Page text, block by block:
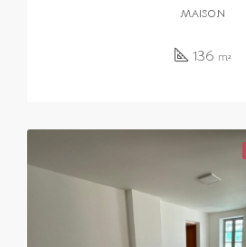
MAISON
136 m²